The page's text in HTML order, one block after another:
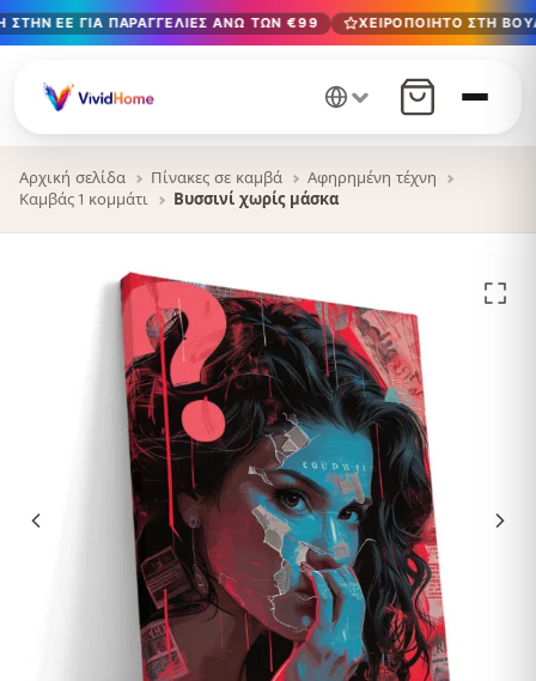
Δωρεάν παράδοση στην ΕΕ για παραγγελίες άνω των €99
Χειροποίητο στη Βουλγαρία · Παράδοση σε 1-7 ημέρες σε
12+ χρόνια χειροτεχνίας · Μόνο υλικά υψηλής ποιότητας
ΕΕ ΓΙΑ ΠΑΡΑΓΓΕΛΊΕΣ ΆΝΩ ΤΩΝ €99 ΧΕΙΡΟΠΟΊΗΤΟ ΣΤΗ
Αρχική σελίδα Πίνακες σε καμβά
Αφηρημένη τέχνη
Καμβάς 1 κομμάτι
Βυσσινί χωρίς μάσκα